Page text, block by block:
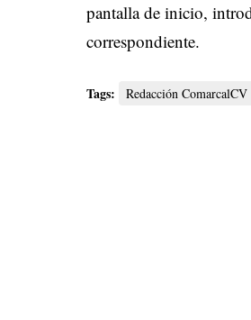
pantalla de inicio,
correspondiente.
Tags: Redacción ComarcalCV